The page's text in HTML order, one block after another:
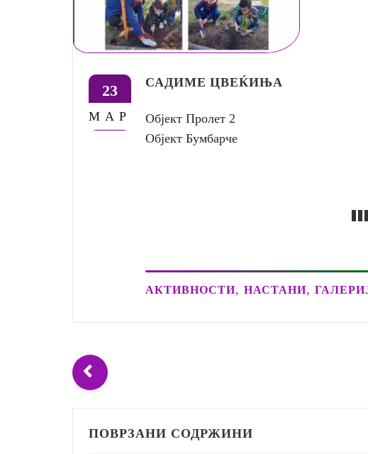
23
МАР
САДИМЕ ЦВЕЌИЊА
Објект Пролет 2
Објект Бумбарче
АКТИВНОСТИ, НАСТАНИ,
ПОВРЗАНИ СОДРЖИНИ